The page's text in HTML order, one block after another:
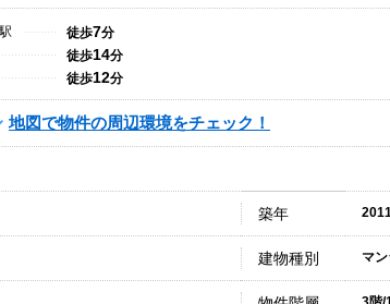
徒歩7分
徒歩14分
徒歩12分
地図で物件の周辺環境をチェック！
築年
建物種別 マ